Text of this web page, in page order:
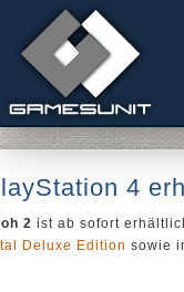
4
2 ist ab sofort
Deluxe Edition sowie